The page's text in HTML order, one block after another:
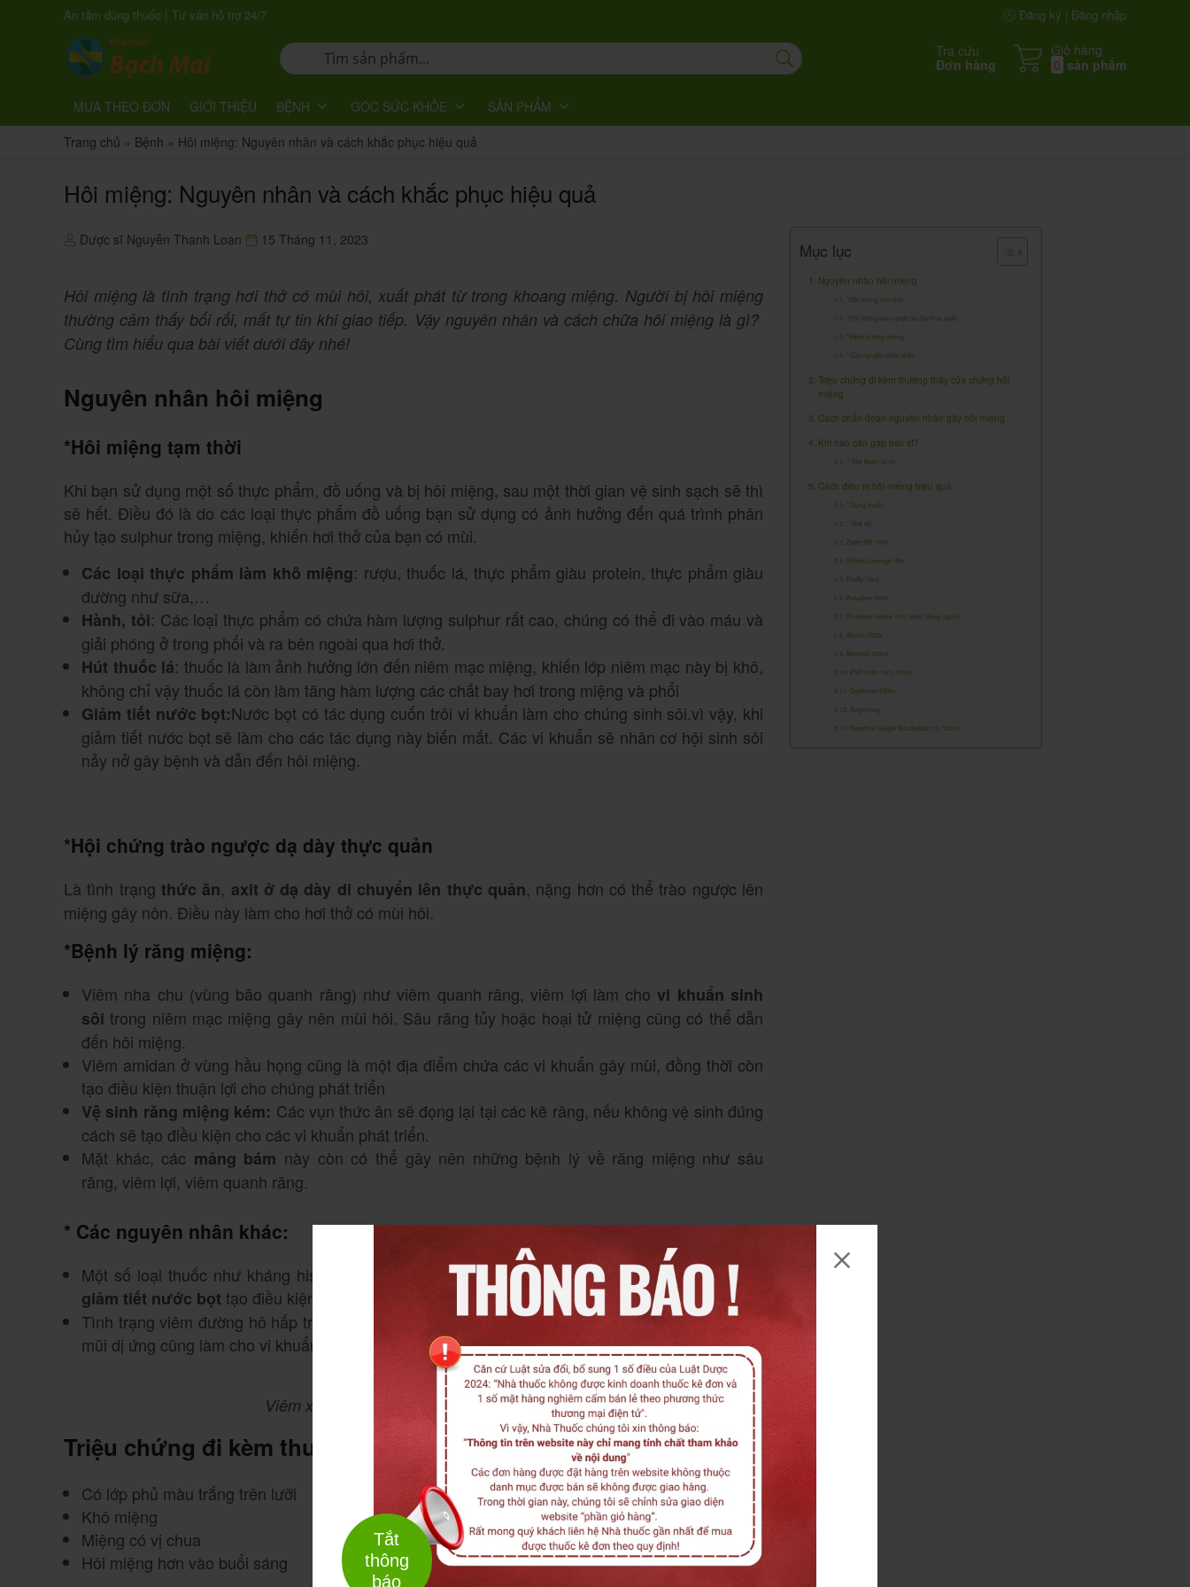
Tắt
thông
báo
An tâm dùng thuốc | Tư vấn hỗ trợ 24/7 Đăng ký | Đăng nhập
Tra cứu
Đơn hàng
Giỏ hàng
0 sản phẩm
MUA THEO ĐƠN GIỚI THIỆU BỆNH GÓC SỨC KHỎE
SẢN PHẨM
Trang chủ » Bệnh » Hôi miệng: Nguyên nhân và cách khắc phục hiệu quả
Hôi miệng: Nguyên nhân và cách khắc phục hiệu quả
Dược sĩ Nguyễn Thanh Loan 15 Tháng 11, 2023
Hôi miệng là tình trạng hơi thở có mùi hôi, xuất phát từ trong khoang miệng. Người bị hôi miệng
thường cảm thấy bối rối, mất tự tin khi giao tiếp. Vậy nguyên nhân và cách chữa hôi miệng là gì?
Cùng tìm hiểu qua bài viết dưới đây nhé!
Nguyên nhân hôi miệng
*Hôi miệng tạm thời
Khi bạn sử dụng một số thực phẩm, đồ uống và bị hôi miệng, sau một thời gian vệ sinh sạch sẽ thì
sẽ hết. Điều đó là do các loại thực phẩm đồ uống bạn sử dụng có ảnh hưởng đến quá trình phân
hủy tạo sulphur trong miệng, khiến hơi thở của bạn có mùi.
Các loại thực phẩm làm khô miệng: rượu, thuốc lá, thực phẩm giàu protein, thực phẩm giàu
đường như sữa,…
Hành, tỏi: Các loại thực phẩm có chứa hàm lượng sulphur rất cao, chúng có thể đi vào máu và
giải phóng ở trong phổi và ra bên ngoài qua hơi thở.
Hút thuốc lá: thuốc là làm ảnh hưởng lớn đến niêm mạc miệng, khiến lớp niêm mạc này bị khô,
không chỉ vậy thuốc lá còn làm tăng hàm lượng các chất bay hơi trong miệng và phổi
Giảm tiết nước bọt:Nước bọt có tác dụng cuốn trôi vi khuẩn làm cho chúng sinh sôi.vì vậy, khi
giảm tiết nước bọt sẽ làm cho các tác dụng này biến mất. Các vi khuẩn sẽ nhân cơ hội sinh sôi
nảy nở gây bệnh và dẫn đến hôi miệng.
*Hội chứng trào ngược dạ dày thực quản
Là tình trạng thức ăn, axit ở dạ dày di chuyển lên thực quản, nặng hơn có thể trào ngược lên
miệng gây nôn. Điều này làm cho hơi thở có mùi hôi.
*Bệnh lý răng miệng:
Viêm nha chu (vùng bão quanh răng) như viêm quanh răng, viêm lợi làm chovi khuẩn sinh
sôi trong niêm mạc miệng gây nên mùi hôi. Sâu răng tủy hoặc hoại tử miệng cũng có thể dẫn
đến hôi miệng.
Viêm amidan ở vùng hầu họng cũng là một địa điểm chứa các vi khuẩn gây mùi, đồng thời còn
tạo điều kiện thuận lợi cho chúng phát triển
Vệ sinh răng miệng kém: Các vụn thức ăn sẽ đọng lại tại các kẽ răng, nếu không vệ sinh đúng
cách sẽ tạo điều kiện cho các vi khuẩn phát triển.
Mặt khác, các mảng bám này còn có thể gây nên những bệnh lý về răng miệng như sâu
răng, viêm lợi, viêm quanh răng.
* Các nguyên nhân khác:
Một số loại thuốc như kháng histamin H1, thuốc chữa trầm cảm, thuốc lợi tiểu…=> tình trạng
giảm tiết nước bọt tạo điều kiện cho vi khuẩn phát triển.
Tình trạng viêm đường hô hấp trên, viêm vùng tai – mũi – họng như viêm xoang mạn tính, viêm
mũi dị ứng cũng làm cho vi khuẩn dễ xâm nhập vào khoang miệng gây hôi miệng.
Viêm xoang là nguyên nhân gây hôi miệng
Triệu chứng đi kèm thường thấy của chứng hôi miệng
Có lớp phủ màu trắng trên lưỡi
Khô miệng
Miệng có vị chua
Hôi miệng hơn vào buổi sáng
Mục lục
Nguyên nhân hôi miệng
*Hôi miệng tạm thời
*Hội chứng trào ngược dạ dày thực quản
*Bệnh lý răng miệng:
* Các nguyên nhân khác:
Triệu chứng đi kèm thường thấy của chứng hôi
miệng
Cách chẩn đoán nguyên nhân gây hôi miệng
Khi nào cần gặp bác sĩ?
* Nơi khám uy tín :
Cách điều trị hôi miệng hiệu quả
* Dùng thuốc :
* Chế độ:
Zytee RB 10ml
Difflam Lozenge H8v
Pecflu 10ml
Betadine 50ml
Povidone Iodine 10% 90ml (dùng ngoài)
Aliricin H20v
Medoral 250ml
PVP Iodin 10% 100ml
Dorithricin H20v
Anginovag
Betadine Gargle Mouthwash 1% 125ml